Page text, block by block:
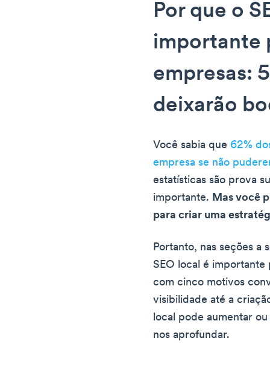
Por que o
importante
empresas:
deixarão
Você sabia que 62%
empresa se não
estatísticas são prova
importante. Mas você
para criar uma
Portanto, nas seções a
SEO local é importante
com cinco motivos
visibilidade até a
local pode aumentar
nos aprofundar.